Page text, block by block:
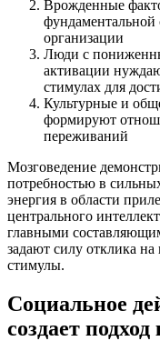
Врожденные
фундаментальной
организации
Люди с
активации
стимулах для
Культурные и
формируют
переживаний
Мозговедение
потребностью в
энергия в области
центрального
главными
задают силу отклика
стимулы.
Социальное
создает